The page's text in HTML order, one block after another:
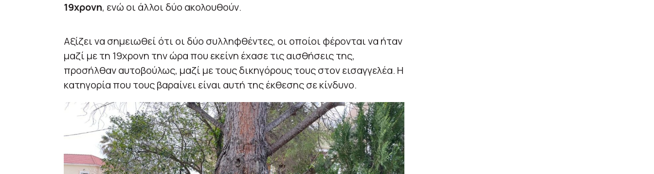
19χρονη, ενώ οι άλλοι δύο ακολουθούν.
Αξίζει να σημειωθεί ότι οι δύο συλληφθέντες, οι οποίοι φέρονται να ήταν
μαζί με τη 19χρονη την ώρα που εκείνη έχασε τις αισθήσεις της,
προσήλθαν αυτοβούλως, μαζί με τους δικηγόρους τους στον εισαγγελέα. Η
κατηγορία που τους βαραίνει είναι αυτή της έκθεσης σε κίνδυνο.